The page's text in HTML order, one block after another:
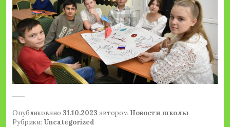
Опубликовано 31.10.2023 автором Новости школы
Рубрики: Uncategorized